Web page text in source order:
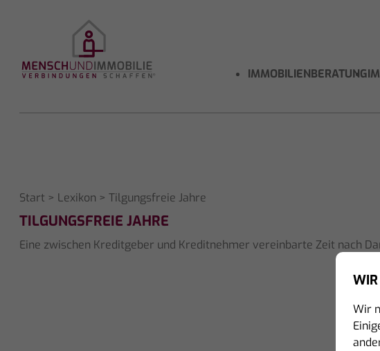
IMMOBILIENBERATUNG
Start > Lexikon > Tilgungsfreie Jahre
TILGUNGSFREIE JAHRE
Eine zwischen Kreditgeber und Kreditnehmer vereinbarte Zeit nach
WIR
Wir